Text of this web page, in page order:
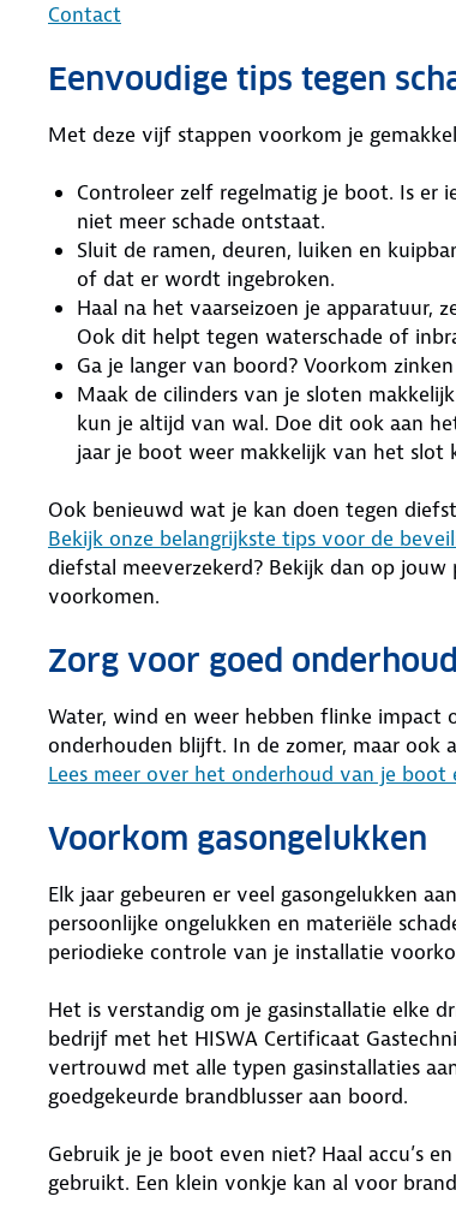
Contact
Eenvoudige tips tegen
Met deze vijf stappen voorkom je
Controleer zelf regelmatig je boot. Is er
niet meer schade ontstaat.
Sluit de ramen, deuren, luiken en
of dat er wordt ingebroken.
Haal na het vaarseizoen je apparatuur,
Ook dit helpt tegen waterschade of
Ga je langer van boord? Voorkom
Maak de cilinders van je sloten
kun je altijd van wal. Doe dit ook aan
jaar je boot weer makkelijk van het slot
Ook benieuwd wat je kan doen tegen
Bekijk onze belangrijkste tips voor de
diefstal meeverzekerd? Bekijk dan op
voorkomen.
Zorg voor goed onderhoud
Water, wind en weer hebben flinke impact
onderhouden blijft. In de zomer, maar ook
Lees meer over het onderhoud van je
Voorkom gasongelukken
Elk jaar gebeuren er veel gasongelukken
persoonlijke ongelukken en materiële
periodieke controle van je installatie
Het is verstandig om je gasinstallatie elke
bedrijf met het HISWA Certificaat
vertrouwd met alle typen gasinstallaties
goedgekeurde brandblusser aan boord.
Gebruik je je boot even niet? Haal accu’s
gebruikt. Een klein vonkje kan al voor